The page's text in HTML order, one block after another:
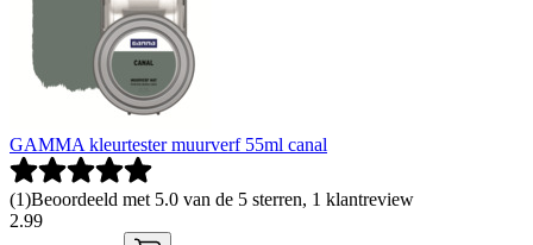
GAMMA kleurtester muurverf 55ml canal
(1)Beoordeeld met 5.0 van de 5 sterren, 1 klantreview
2.99